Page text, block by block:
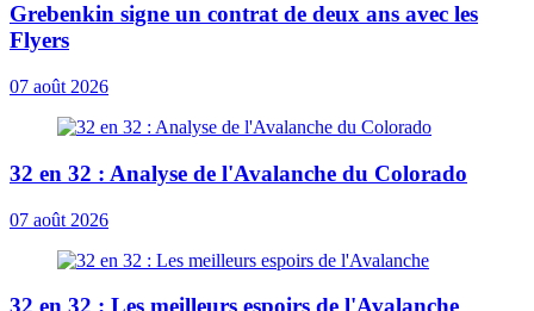
Grebenkin signe un contrat de deux ans avec les
Flyers
07 août 2026
32 en 32 : Analyse de l'Avalanche du Colorado
07 août 2026